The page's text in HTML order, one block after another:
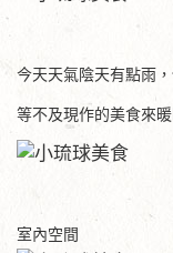
今天天氣陰天有點雨
等不及現作的美食來
室內空間